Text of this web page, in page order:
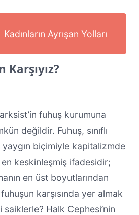
Kadınların Ayrışan Yolları
Karşıyız?
fuhuş kurumuna
değildir. Fuhuş, sınıflı
biçimiyle kapitalizmde
en keskinleşmiş ifadesidir;
en üst boyutlarından
karşısında yer almak
Halk Cephesi’nin